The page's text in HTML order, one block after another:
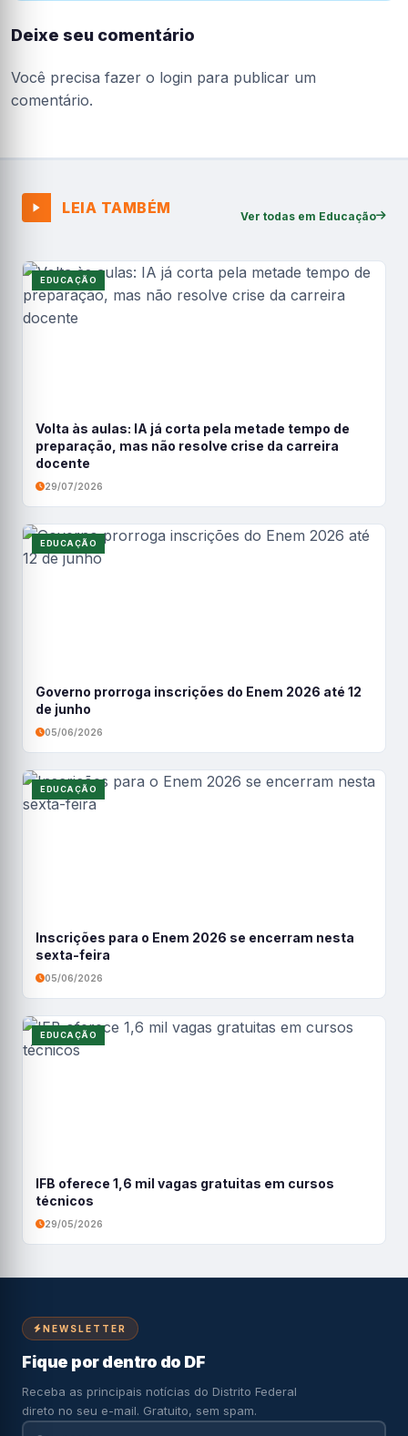
Deixe seu comentário
Você precisa fazer o login para publicar um
comentário.
LEIA TAMBÉM Ver todas em Educação
EDUCAÇÃO
Volta às aulas: IA já corta pela metade tempo de
preparação, mas não resolve crise da carreira
docente
29/07/2026
EDUCAÇÃO
Governo prorroga inscrições do Enem 2026 até 12
de junho
05/06/2026
EDUCAÇÃO
Inscrições para o Enem 2026 se encerram nesta
sexta-feira
05/06/2026
EDUCAÇÃO
IFB oferece 1,6 mil vagas gratuitas em cursos
técnicos
29/05/2026
NEWSLETTER
Fique por dentro do DF
Receba as principais notícias do Distrito Federal
direto no seu e-mail. Gratuito, sem spam.